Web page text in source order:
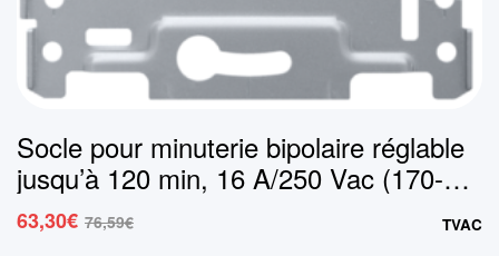
Socle pour minuterie bipolaire réglable
jusqu’à 120 min, 16 A/250 Vac (170-
04900)76,59€
63,30€
TVAC